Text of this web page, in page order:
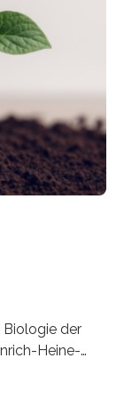
und trägt
Dieser erste
in Bernstein
der
Heine-